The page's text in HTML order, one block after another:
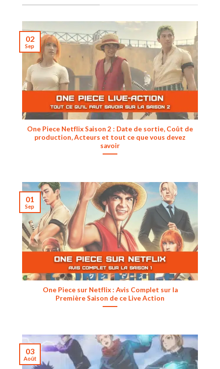
One Piece Netflix Saison 2 : Date de sortie, Coût de
production, Acteurs et tout ce que vous devez
savoir
02
Sep
One Piece sur Netflix : Avis Complet sur la
Première Saison de ce Live Action
01
Sep
03
Août